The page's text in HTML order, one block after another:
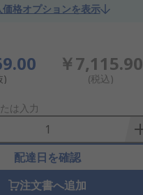
価格オプションを表示
)
￥7,115.90
(税込)
は入力
配達日を確認
注文書へ追加